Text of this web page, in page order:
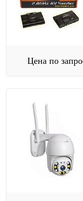
Цена по